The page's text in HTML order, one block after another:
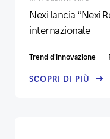
Nexi lancia “Nexi
internazionale
Trend d'innovazione
SCOPRI DI PIÙ